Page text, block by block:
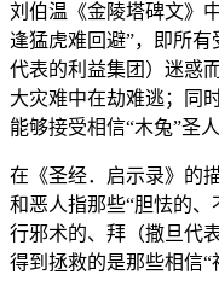
刘伯温《金陵塔碑文》
逢猛虎难回避”，即所有
代表的利益集团）迷惑
大灾难中在劫难逃；同
能够接受相信“木兔”圣
在《圣经．启示录》的
和恶人指那些“胆怯的、
行邪术的、拜（撒旦代
得到拯救的是那些相信“